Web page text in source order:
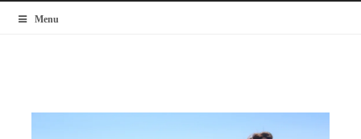
Menu
MyBlogMode